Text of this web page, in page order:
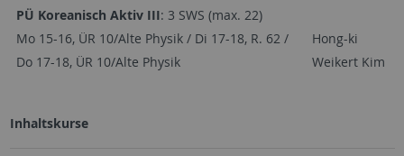
PÜ Koreanisch Aktiv III: 3 SWS (max. 22)
Mo 15-16, ÜR 10/Alte Physik / Di 17-18, R. 62 /
Do 17-18, ÜR 10/Alte Physik
Hong-ki
Weikert Kim
Inhaltskurse